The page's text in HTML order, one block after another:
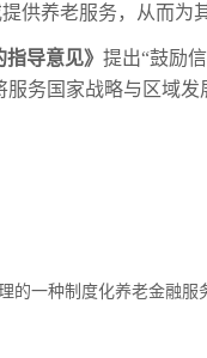
供养老服务，从而为
导意见》 提出“鼓励
务国家战略与区域
一种制度化养老金融